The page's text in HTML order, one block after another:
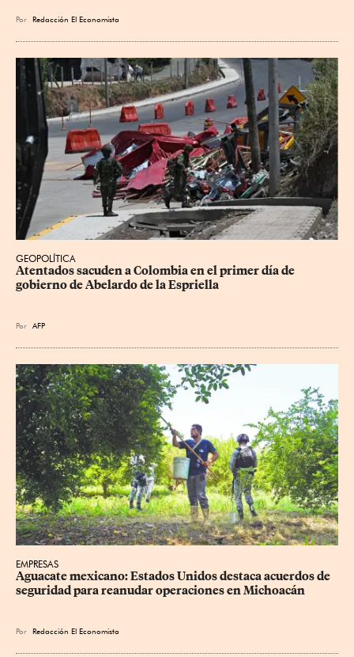
Por Redacción El Economista
GEOPOLÍTICA
Atentados sacuden a Colombia en el primer día de
gobierno de Abelardo de la Espriella
Por AFP
EMPRESAS
Aguacate mexicano: Estados Unidos destaca acuerdos de
seguridad para reanudar operaciones en Michoacán
Por Redacción El Economista